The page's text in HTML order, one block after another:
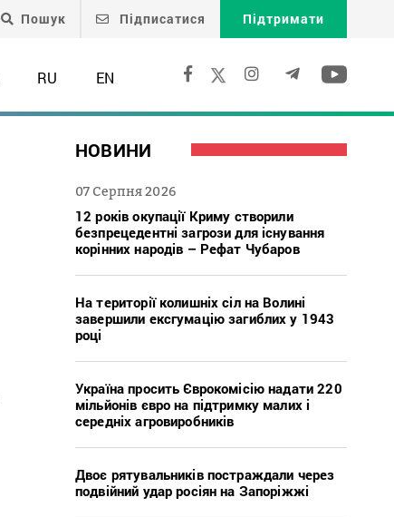
Пошук Підписатися Підтримати
RU EN
НОВИНИ
07 Серпня 2026
12 років окупації Криму створили
безпрецедентні загрози для існування
корінних народів – Рефат Чубаров
На території колишніх сіл на Волині
завершили ексгумацію загиблих у 1943
році
Україна просить Єврокомісію надати 220
мільйонів євро на підтримку малих і
середніх агровиробників
Двоє рятувальників постраждали через
подвійний удар росіян на Запоріжжі